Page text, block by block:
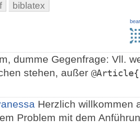
biblatex
dumme Gegenfrage: Vll.
stehen, außer
Herzlich willkommen
Problem mit dem